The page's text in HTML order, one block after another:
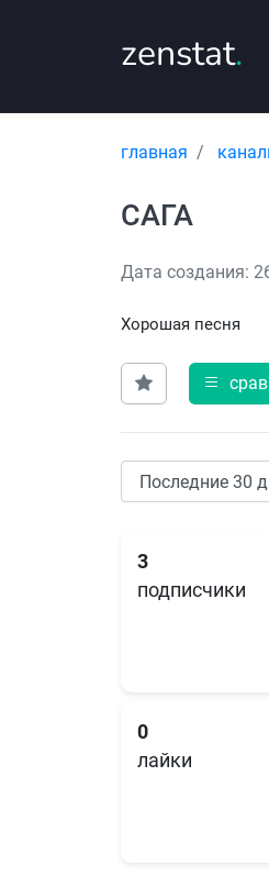
zenstat.
главная
САГА
Дата создания:
Хорошая песня
3
подписчики
0
лайки